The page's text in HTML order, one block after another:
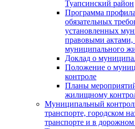
Туапсинский район
Программа
обязательных
установленных
правовыми актами,
муниципального
Доклад о
Положение о
контроле
Планы
жилищному
Муниципальный
транспорте, городском
транспорте и в дорожном